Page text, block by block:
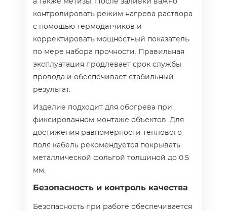
а также метизы. После заливки важно
контролировать режим нагрева раствора
с помощью термодатчиков и
корректировать мощностный показатель
по мере набора прочности. Правильная
эксплуатация продлевает срок службы
провода и обеспечивает стабильный
результат.
Изделие подходит для обогрева при
фиксированном монтаже объектов. Для
достижения равномерности теплового
поля кабель рекомендуется покрывать
металлической фольгой толщиной до 0.5
мм.
Безопасность и контроль качества
Безопасность при работе обеспечивается